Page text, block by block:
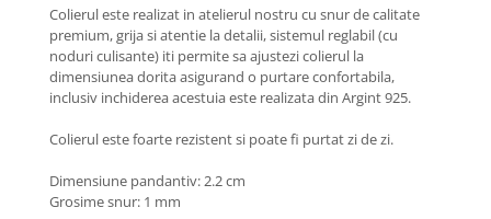
Coliere cu Flori
Coliere cu Animale
Coliere cu Molecule
BRĂȚĂRI
BRĂȚĂRI CU ȘNUR REGLABIL
Brățări din Aur cu șnur reglabil
Colierul este realizat in atelierul nostru cu snur de calitate
premium, grija si atentie la detalii, sistemul reglabil (cu
noduri culisante) iti permite sa ajustezi colierul la
dimensiunea dorita asigurand o purtare confortabila,
inclusiv inchiderea acestuia este realizata din Argint 925.
Colierul este foarte rezistent si poate fi purtat zi de zi.
Dimensiune pandantiv: 2.2 cm
Grosime snur: 1 mm